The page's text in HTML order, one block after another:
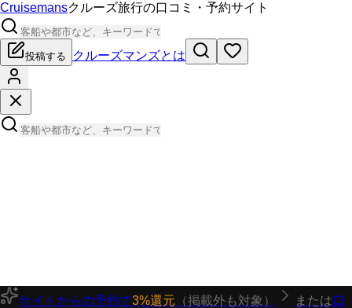
Cruisemansクルーズ旅行の口コミ・予約サイト
投稿する クルーズマンズとは
サイトからの予約で3%還元 （掲載外も対象） または口